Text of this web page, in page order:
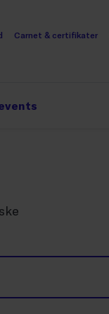
Carnet & certifikater